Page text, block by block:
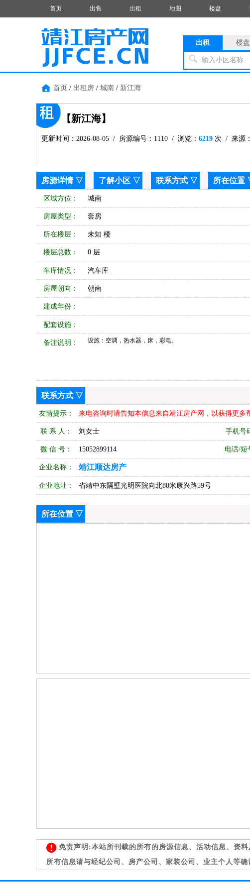
首页 出售 出租 地图 楼盘
出租 楼盘
输入小区名称
首页 / 出租房 / 城南 / 新江海
【新江海】
更新时间：2026-08-05 / 房源编号：1110 / 浏览： 6219 次 / 来源
房源详情▽ 了解小区 ▽ 联系方式 ▽ 所在位置
区域方位： 城南
房屋类型： 套房
所在楼层： 未知 楼
楼层总数： 0 层
车库情况： 汽车库
房屋朝向： 朝南
建成年份：
配套设施：
备注说明： 设施：空调，热水器，床，彩电。
联系方式 ▽
友情提示： 来电咨询时请告知本信息来自靖江房产网，以获得更多
联 系 人： 刘女士 手机号
微 信 号： 15052899114 电话/短
企业名称： 靖江顺达房产
企业地址： 省靖中东隔壁光明医院向北80米康兴路59号
所在位置 ▽
免责声明:本站所刊载的所有的房源信息、活动信息、资
所有信息请与经纪公司、房产公司、家装公司、业主个人等确